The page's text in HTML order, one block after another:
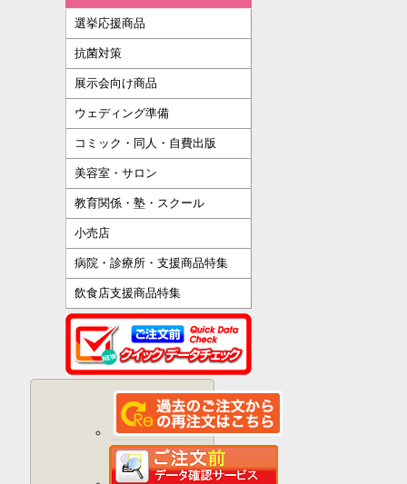
選挙応援商品
抗菌対策
展示会向け商品
ウェディング準備
コミック・同人・自費出版
美容室・サロン
教育関係・塾・スクール
小売店
病院・診療所・支援商品特集
飲食店支援商品特集